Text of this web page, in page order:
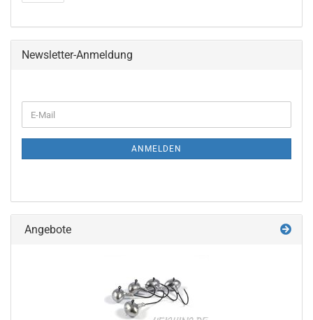
Newsletter-Anmeldung
ZUR
E-
Mail
ANMELDEN
Angebote